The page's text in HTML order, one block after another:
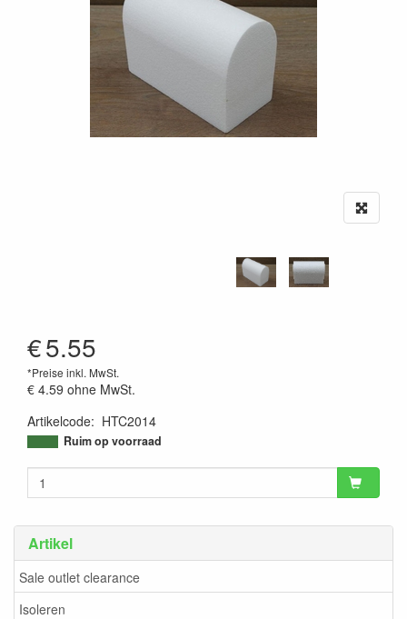
Artikel
Sale outlet clearance
Isoleren
€5.55
*Preise inkl. MwSt.
€ 4.59 ohne MwSt.
Artikelcode: HTC2014
9506568752470
Ruim op voorraad